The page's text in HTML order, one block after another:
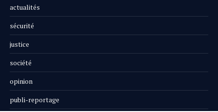
actualités
sécurité
justice
société
opinion
publi-reportage